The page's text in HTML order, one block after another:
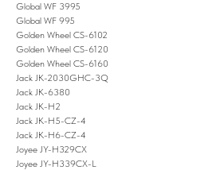
Global WF 3995
Global WF 995
Golden Wheel CS-6102
Golden Wheel CS-6120
Golden Wheel CS-6160
Jack JK-2030GHC-3Q
Jack JK-6380
Jack JK-H2
Jack JK-H5-CZ-4
Jack JK-H6-CZ-4
Joyee JY-H329CX
Joyee JY-H339CX-L